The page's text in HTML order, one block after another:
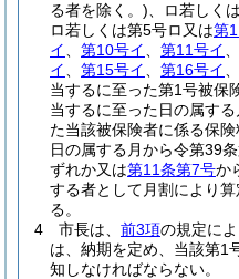
る者を除く。) 、ロ若しく
ロ若しくは第5号ロ又は第
イ
第10号イ 第11号イ
イ
第15号イ 第16号イ
当するに至った第1号被保
当するに至った日の属す
た当該被保険者に係る保
日の属する月から令第39
ずれか又は第11条第7号か
する者として月割により
る。
4
市長は、 前3項の規定に
は、納期を定め、当該第1
知しなければならない。